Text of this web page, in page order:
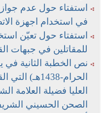
استفتاء حول عدم
في استخدام اجهزة
استفتاء حول تعيّن
للمقاتلين في جبهات
الحرام-
العليا فضيلة العلامة
الصحن الحسيني